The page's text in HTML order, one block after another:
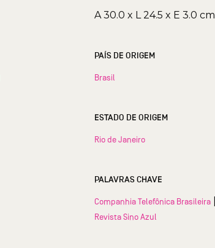
A 30.0 x L 24.5 x E 3.0 cm
PAÍS DE ORIGEM
Brasil
ESTADO DE ORIGEM
Rio de Janeiro
PALAVRAS CHAVE
Companhia Telefônica Brasileira
Revista Sino Azul